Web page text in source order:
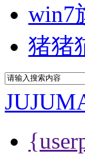
win7
猪猪